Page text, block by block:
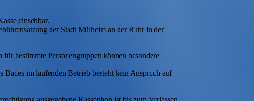
einsehbar.
der Stadt Mülheim an der Ruhr in der
bestimmte Personengruppen können besondere
im laufenden Betrieb besteht kein Anspruch auf
ausgegebene Kassenbon ist bis zum Verlassen